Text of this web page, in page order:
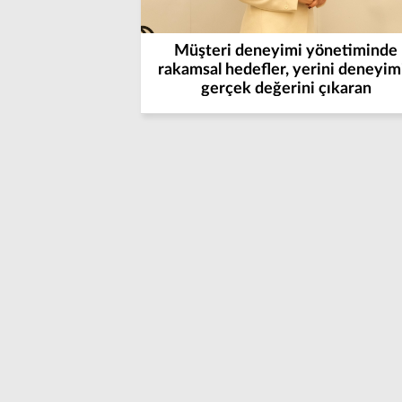
Müşteri deneyimi yönetiminde
rakamsal hedefler, yerini
gerçek değerini çıkaran